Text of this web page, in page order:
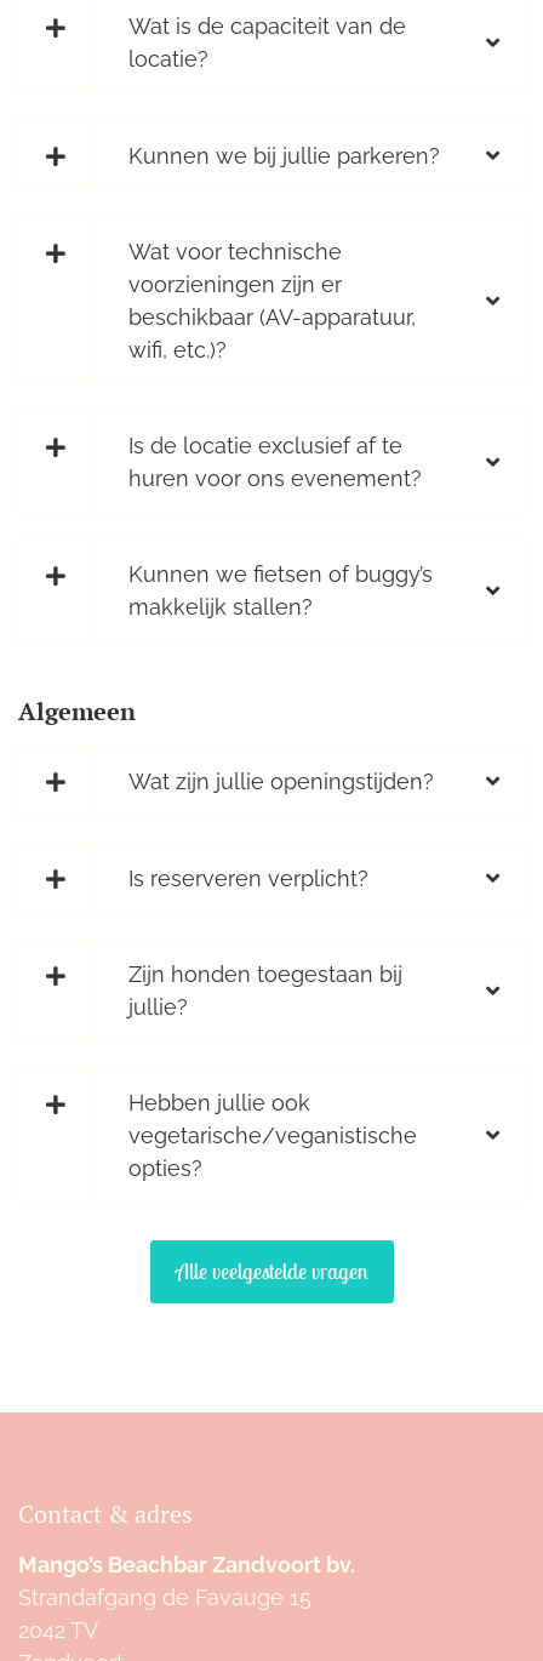
Wat is de capaciteit van de
locatie?
Kunnen we bij jullie parkeren?
Wat voor technische
voorzieningen zijn er
beschikbaar (AV-apparatuur,
wifi, etc.)?
Is de locatie exclusief af te
huren voor ons evenement?
Kunnen we fietsen of buggy’s
makkelijk stallen?
Algemeen
Wat zijn jullie openingstijden?
Is reserveren verplicht?
Zijn honden toegestaan bij
jullie?
Hebben jullie ook
vegetarische/veganistische
opties?
Alle veelgestelde vragen
Contact & adres
Mango’s Beachbar Zandvoort bv.
Strandafgang de Favauge 15
2042 TV